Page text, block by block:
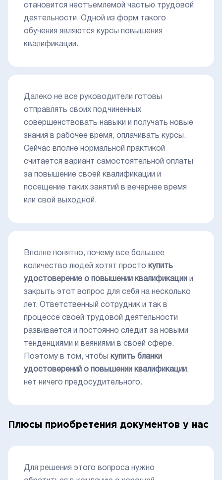
становится неотъемлемой частью трудовой
деятельности. Одной из форм такого
обучения являются курсы повышения
квалификации.
Далеко не все руководители готовы
отправлять своих подчиненных
совершенствовать навыки и получать новые
знания в рабочее время, оплачивать курсы.
Сейчас вполне нормальной практикой
считается вариант самостоятельной оплаты
за повышение своей квалификации и
посещение таких занятий в вечернее время
или свой выходной.
Вполне понятно, почему все большее
количество людей хотят просто купить
удостоверение о повышении квалификации и
закрыть этот вопрос для себя на несколько
лет. Ответственный сотрудник и так в
процессе своей трудовой деятельности
развивается и постоянно следит за новыми
тенденциями и веяниями в своей сфере.
Поэтому в том, чтобы
купить бланки
удостоверений о повышении квалификации ,
нет ничего предосудительного.
Плюсы приобретения документов у нас
Для решения этого вопроса нужно